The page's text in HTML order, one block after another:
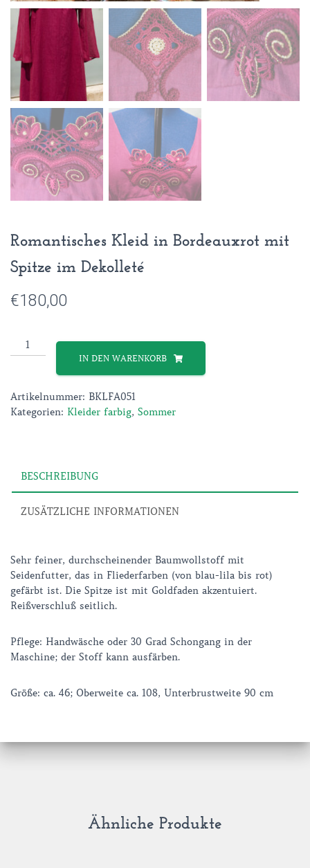
Romantisches Kleid in Bordeauxrot mit
Spitze im Dekolleté
€180,00
Romantisches
Kleid
mit
Spitze
IN DEN WARENKORB
Artikelnummer: BKLFA051
Kategorien: Kleider farbig, Sommer
BESCHREIBUNG
ZUSÄTZLICHE INFORMATIONEN
Sehr feiner, durchscheinender Baumwollstoff mit
Seidenfutter, das in Fliederfarben (von blau-lila bis rot)
gefärbt ist. Die Spitze ist mit Goldfaden akzentuiert.
Reißverschluß seitlich.
Pflege: Handwäsche oder 30 Grad Schongang in der
Maschine; der Stoff kann ausfärben.
Größe: ca. 46; Oberweite ca. 108, Unterbrustweite 90 cm
Ähnliche Produkte